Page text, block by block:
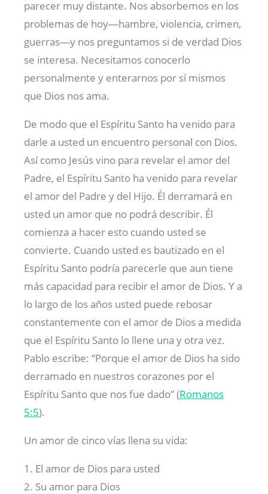
parecer muy distante. Nos absorbemos en los
problemas de hoy―hambre, violencia, crimen,
guerras―y nos preguntamos si de verdad Dios
se interesa. Necesitamos conocerlo
personalmente y enterarnos por sí mismos
que Dios nos ama.
De modo que el Espíritu Santo ha venido para
darle a usted un encuentro personal con Dios.
Así como Jesús vino para revelar el amor del
Padre, el Espíritu Santo ha venido para revelar
el amor del Padre y del Hijo. Él derramará en
usted un amor que no podrá describir. Él
comienza a hacer esto cuando usted se
convierte. Cuando usted es bautizado en el
Espíritu Santo podría parecerle que aun tiene
más capacidad para recibir el amor de Dios. Y a
lo largo de los años usted puede rebosar
constantemente con el amor de Dios a medida
que el Espíritu Santo lo llene una y otra vez.
Pablo escribe: “Porque el amor de Dios ha sido
derramado en nuestros corazones por el
Espíritu Santo que nos fue dado” (Romanos
5:5).
Un amor de cinco vías llena su vida:
1. El amor de Dios para usted
2. Su amor para Dios